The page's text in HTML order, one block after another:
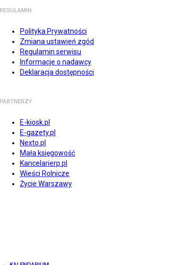
REGULAMIN
Polityka Prywatności
Zmiana ustawień zgód
Regulamin serwisu
Informacje o nadawcy
Deklaracja dostępności
PARTNERZY
E-kiosk.pl
E-gazety.pl
Nexto.pl
Mała księgowość
Kancelarierp.pl
Wieści Rolnicze
Życie Warszawy